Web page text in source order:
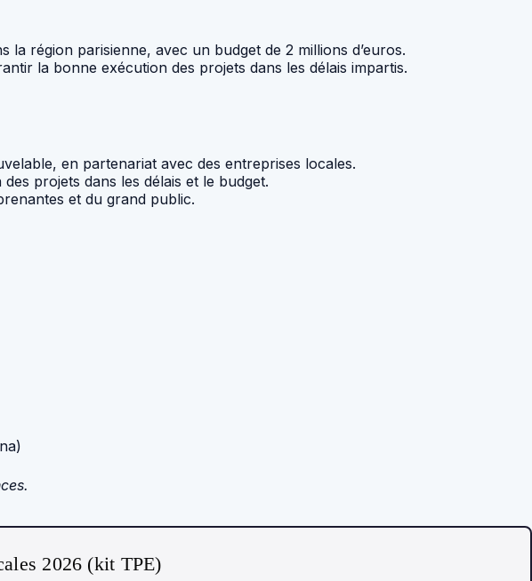
région parisienne, avec un budget de 2 millions d’euros.
la bonne exécution des projets dans les délais impartis.
en partenariat avec des entreprises locales.
projets dans les délais et le budget.
et du grand public.
2026 (kit TPE)